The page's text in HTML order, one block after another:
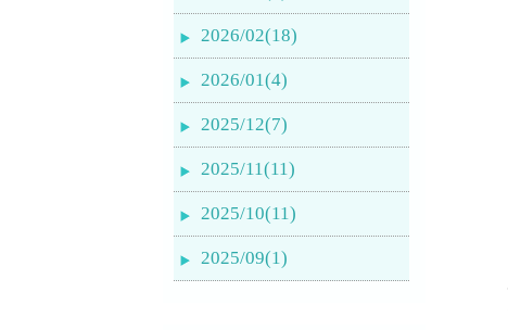
2026/02(18)
2026/01(4)
2025/12(7)
2025/11(11)
2025/10(11)
2025/09(1)